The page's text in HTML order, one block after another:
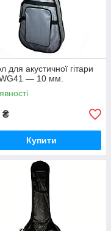
для акустичної гітари
— 10 мм.
₴
Купити